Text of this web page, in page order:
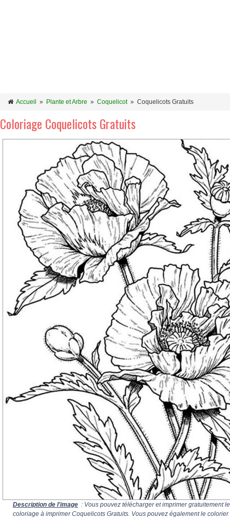
Accueil » Plante et Arbre » Coquelicot» Coquelicots Gratuits
Coloriage Coquelicots Gratuits
Description de l'image : Vous pouvez télécharger et imprimer gratuitement le
coloriage à imprimer Coquelicots Gratuits. Vous pouvez également le colorier